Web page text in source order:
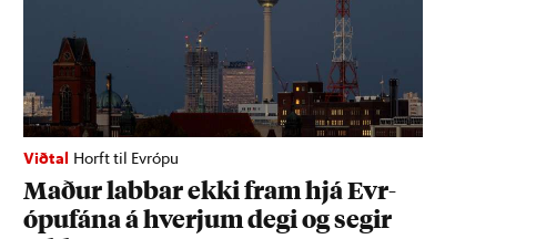
Viðtal Horft til Evrópu
Mað­ur labb­ar ekki fram hjá Evr­
ópuf­ána á hverj­um degi og seg­ir